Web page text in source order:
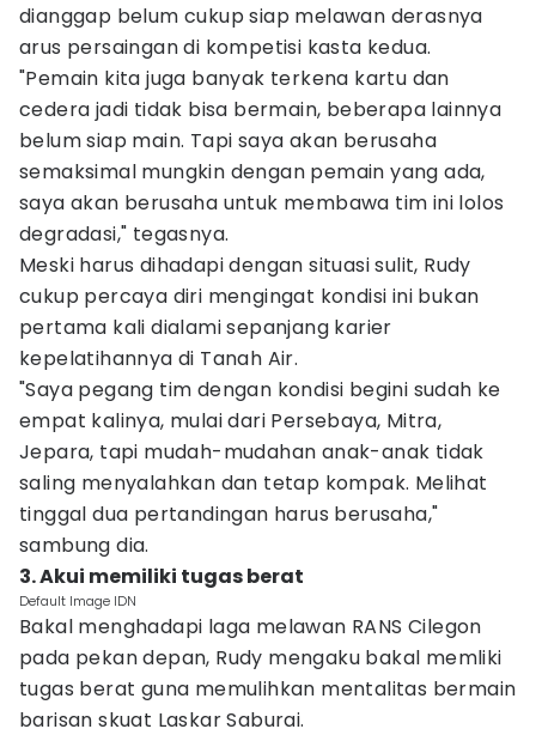
dianggap belum cukup siap melawan derasnya
arus persaingan di kompetisi kasta kedua.
"Pemain kita juga banyak terkena kartu dan
cedera jadi tidak bisa bermain, beberapa lainnya
belum siap main. Tapi saya akan berusaha
semaksimal mungkin dengan pemain yang ada,
saya akan berusaha untuk membawa tim ini lolos
degradasi," tegasnya.
Meski harus dihadapi dengan situasi sulit, Rudy
cukup percaya diri mengingat kondisi ini bukan
pertama kali dialami sepanjang karier
kepelatihannya di Tanah Air.
"Saya pegang tim dengan kondisi begini sudah ke
empat kalinya, mulai dari Persebaya, Mitra,
Jepara, tapi mudah-mudahan anak-anak tidak
saling menyalahkan dan tetap kompak. Melihat
tinggal dua pertandingan harus berusaha,"
sambung dia.
3. Akui memiliki tugas berat
Default Image IDN
Bakal menghadapi laga melawan RANS Cilegon
pada pekan depan, Rudy mengaku bakal memliki
tugas berat guna memulihkan mentalitas bermain
barisan skuat Laskar Saburai.